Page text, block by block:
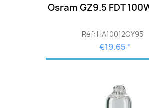
Osram GZ9.5 FDT
Réf: HA10012GY95
€19.65 HT